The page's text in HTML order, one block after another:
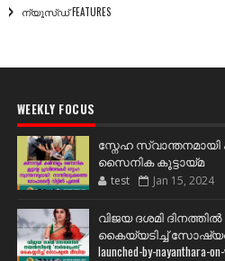
ന്യൂസ്ഡ് FEATURES
WEEKLY FOCUS
സ്നേഹ സ്വാന്തനമായി
സൈനിക കൂട്ടായ്മ
test Jan 15, 2024
വിജയ ദശമി
കൈയ്യടിച്ച് സോഷ്യല്‍
launched-by-nayanthara-